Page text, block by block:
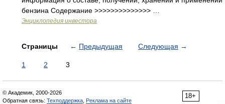
бензина Содержание >>>>>>>>>>>>>> …
Энциклопедия инвестора
Страницы ← Предыдущая Следующая →
1 2 3
18+
© Академик, 2000-2026
Обратная связь: Техподдержка Реклама на сайте